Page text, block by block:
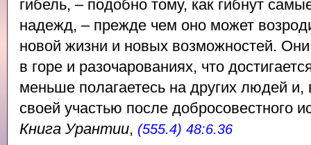
гибель, – подобно тому, как гибнут
надежд, – прежде чем оно может
новой жизни и новых возможностей.
в горе и разочарованиях, что
меньше полагаетесь на других людей и,
своей участью после добросовестного
Книга Урантии, (555.4) 48:6.36